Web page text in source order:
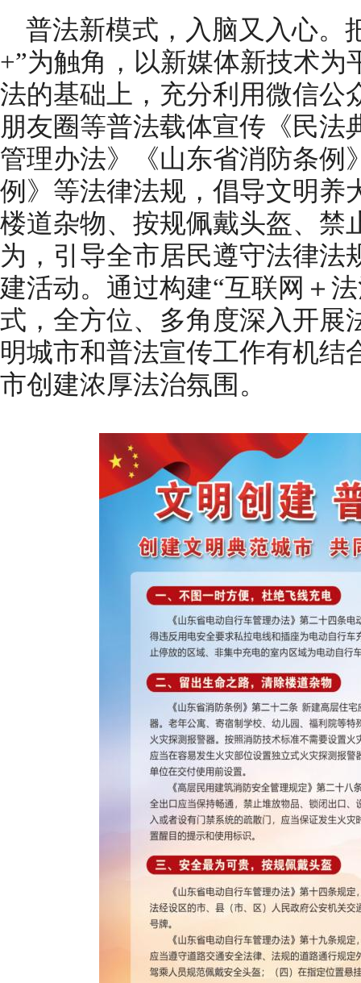
普法新模式，入脑又入心。
+”为触角，以新媒体新技术为
法的基础上，充分利用微信公
朋友圈等普法载体宣传《民法
管理办法》《山东省消防条例
例》等法律法规，倡导文明养
楼道杂物、按规佩戴头盔、禁
为，引导全市居民遵守法律法
建活动。通过构建“互联网＋
式，全方位、多角度深入开展
明城市和普法宣传工作有机结
市创建浓厚法治氛围。